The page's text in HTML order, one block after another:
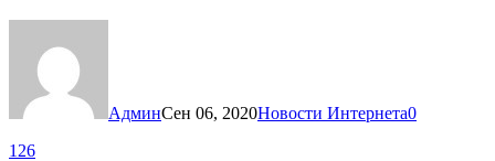
АдминСен 06, 2020Новости Интернета0
126